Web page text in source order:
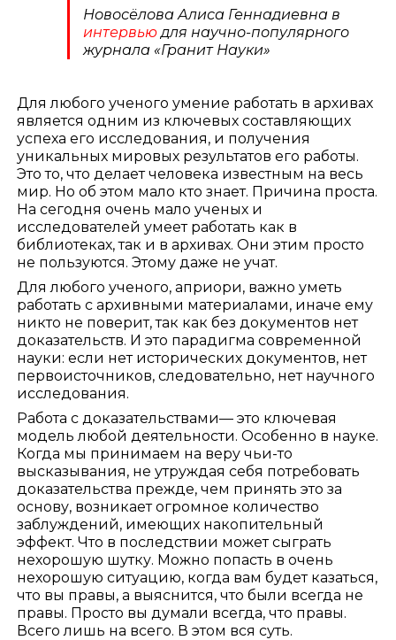
Новосёлова Алиса Геннадиевна в
интервью для научно-популярного
журнала «Гранит Науки»
Для любого ученого умение работать в архивах
является одним из ключевых составляющих
успеха его исследования, и получения
уникальных мировых результатов его работы.
Это то, что делает человека известным на весь
мир. Но об этом мало кто знает. Причина проста.
На сегодня очень мало ученых и
исследователей умеет работать как в
библиотеках, так и в архивах. Они этим просто
не пользуются. Этому даже не учат.
Для любого ученого, априори, важно уметь
работать с архивными материалами, иначе ему
никто не поверит, так как без документов нет
доказательств. И это парадигма современной
науки: если нет исторических документов, нет
первоисточников, следовательно, нет научного
исследования.
Работа с доказательствами— это ключевая
модель любой деятельности. Особенно в науке.
Когда мы принимаем на веру чьи-то
высказывания, не утруждая себя потребовать
доказательства прежде, чем принять это за
основу, возникает огромное количество
заблуждений, имеющих накопительный
эффект. Что в последствии может сыграть
нехорошую шутку. Можно попасть в очень
нехорошую ситуацию, когда вам будет казаться,
что вы правы, а выяснится, что были всегда не
правы. Просто вы думали всегда, что правы.
Всего лишь на всего. В этом вся суть.